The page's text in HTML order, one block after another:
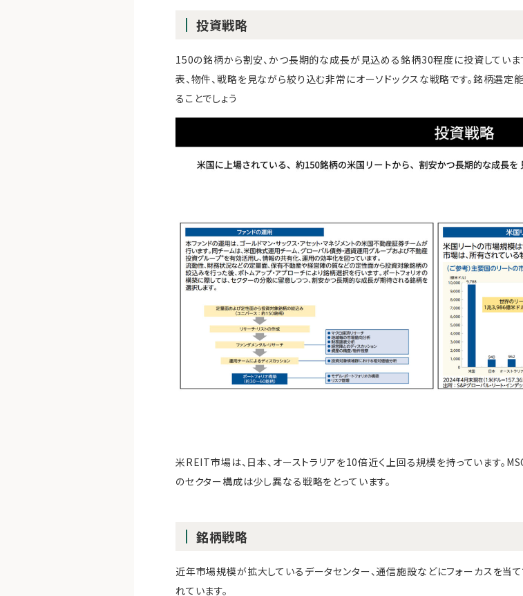
投資戦略
150の銘柄から割安、かつ長期的な成長が見込める銘柄30程度に投資していま
表、物件、戦略を見ながら絞り込む非常にオーソドックスな戦略です。銘柄選定
ることでしょう
米REIT市場は、日本、オーストラリアを10倍近く上回る規模を持っています。
のセクター構成は少し異なる戦略をとっています。
銘柄戦略
近年市場規模が拡大しているデータセンター、通信施設などにフォーカスを当
れています。